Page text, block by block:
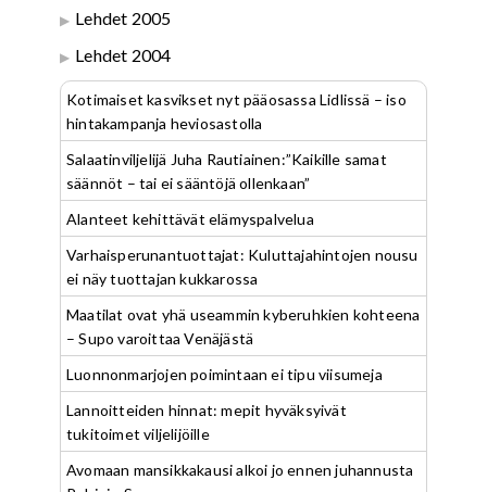
Lehdet 2005
Lehdet 2004
Kotimaiset kasvikset nyt pääosassa Lidlissä – iso
hintakampanja heviosastolla
Salaatinviljelijä Juha Rautiainen:”Kaikille samat
säännöt – tai ei sääntöjä ollenkaan”
Alanteet kehittävät elämyspalvelua
Varhaisperunantuottajat: Kuluttajahintojen nousu
ei näy tuottajan kukkarossa
Maatilat ovat yhä useammin kyberuhkien kohteena
– Supo varoittaa Venäjästä
Luonnonmarjojen poimintaan ei tipu viisumeja
Lannoitteiden hinnat: mepit hyväksyivät
tukitoimet viljelijöille
Avomaan mansikkakausi alkoi jo ennen juhannusta